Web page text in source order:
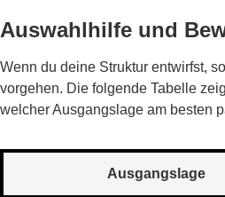
Auswahlhilfe und
Wenn du deine Struktur entwirfst,
vorgehen. Die folgende Tabelle
welcher Ausgangslage am besten
Ausgangslage